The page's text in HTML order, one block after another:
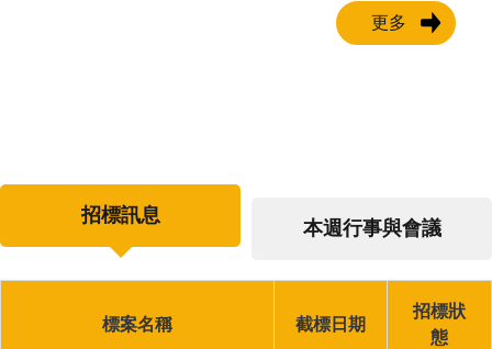
繫會議，邀集檢察、廉政、調查、警政、環
更多
招標訊息
本週行事與會議
標案名稱 截標日期
招標狀
態